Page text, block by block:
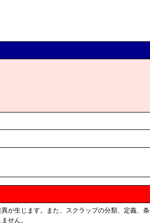
が生じます。また、スクラップの分類、定義、
せん。